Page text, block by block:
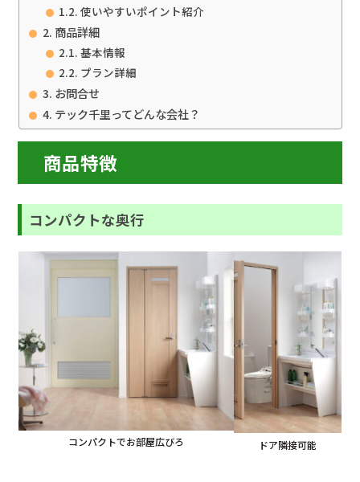
使いやすいポイント紹介
商品詳細
基本情報
プラン詳細
お問合せ
テック千里ってどんな会社？
商品特徴
コンパクトな奥行
コンパクトでお部屋広びろ ドア隣接可能